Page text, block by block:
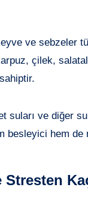
ve sebzeler
çilek,
suları ve diğer
hem de